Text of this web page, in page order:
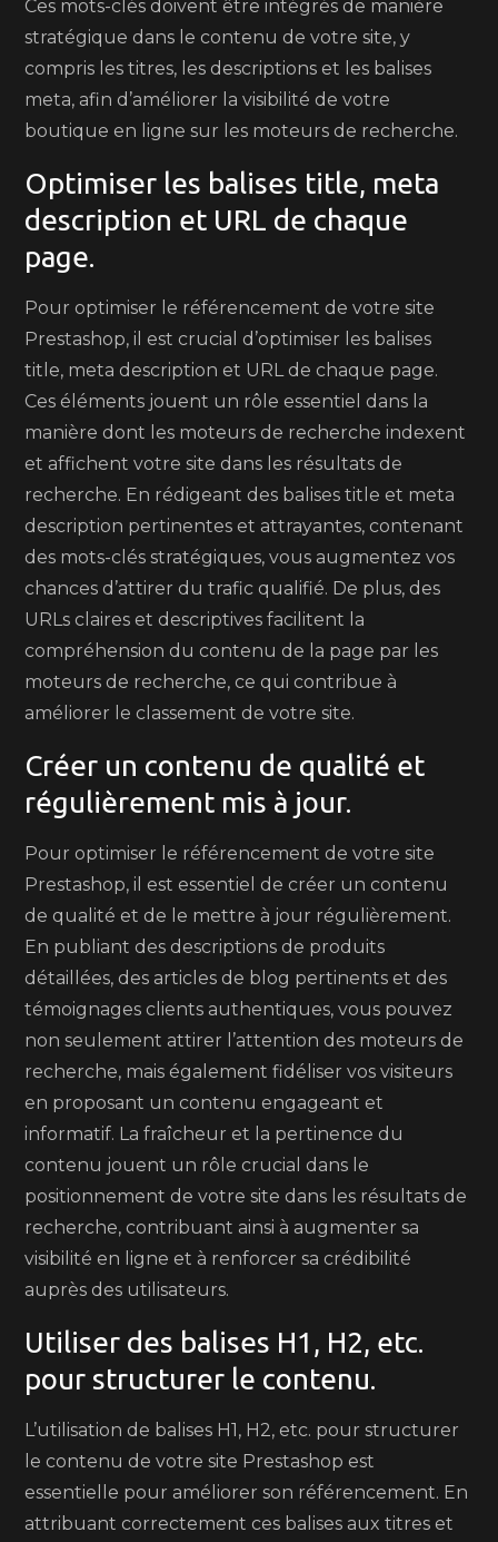
Ces mots-clés doivent être intégrés de manière
stratégique dans le contenu de votre site, y
compris les titres, les descriptions et les balises
meta, afin d’améliorer la visibilité de votre
boutique en ligne sur les moteurs de recherche.
Optimiser les balises title, meta
description et URL de chaque
page.
Pour optimiser le référencement de votre site
Prestashop, il est crucial d’optimiser les balises
title, meta description et URL de chaque page.
Ces éléments jouent un rôle essentiel dans la
manière dont les moteurs de recherche indexent
et affichent votre site dans les résultats de
recherche. En rédigeant des balises title et meta
description pertinentes et attrayantes, contenant
des mots-clés stratégiques, vous augmentez vos
chances d’attirer du trafic qualifié. De plus, des
URLs claires et descriptives facilitent la
compréhension du contenu de la page par les
moteurs de recherche, ce qui contribue à
améliorer le classement de votre site.
Créer un contenu de qualité et
régulièrement mis à jour.
Pour optimiser le référencement de votre site
Prestashop, il est essentiel de créer un contenu
de qualité et de le mettre à jour régulièrement.
En publiant des descriptions de produits
détaillées, des articles de blog pertinents et des
témoignages clients authentiques, vous pouvez
non seulement attirer l’attention des moteurs de
recherche, mais également fidéliser vos visiteurs
en proposant un contenu engageant et
informatif. La fraîcheur et la pertinence du
contenu jouent un rôle crucial dans le
positionnement de votre site dans les résultats de
recherche, contribuant ainsi à augmenter sa
visibilité en ligne et à renforcer sa crédibilité
auprès des utilisateurs.
Utiliser des balises H1, H2, etc.
pour structurer le contenu.
L’utilisation de balises H1, H2, etc. pour structurer
le contenu de votre site Prestashop est
essentielle pour améliorer son référencement. En
attribuant correctement ces balises aux titres et